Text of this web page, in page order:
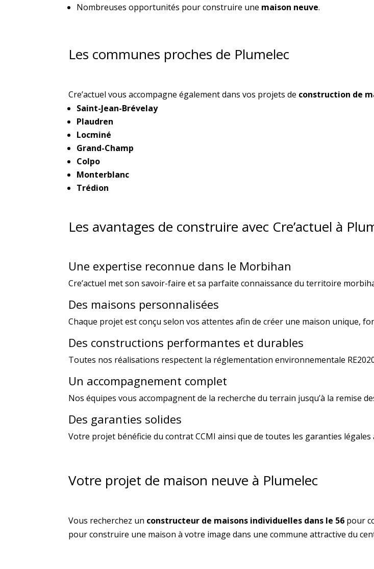
Nombreuses opportunités pour construire une maison neuve.
Les communes proches de Plumelec
Cre’actuel vous accompagne également dans vos projets de construction de
Saint-Jean-Brévelay
Plaudren
Locminé
Grand-Champ
Colpo
Monterblanc
Trédion
Les avantages de construire avec Cre’actuel à
Une expertise reconnue dans le Morbihan
Cre’actuel met son savoir-faire et sa parfaite connaissance du territoire
Des maisons personnalisées
Chaque projet est conçu selon vos attentes afin de créer une maison unique,
Des constructions performantes et durables
Toutes nos réalisations respectent la réglementation environnementale
Un accompagnement complet
Nos équipes vous accompagnent de la recherche du terrain jusqu’à la remise
Des garanties solides
Votre projet bénéficie du contrat CCMI ainsi que de toutes les garanties
Votre projet de maison neuve à Plumelec
Vous recherchez un constructeur de maisons individuelles dans le 56 pour
pour construire une maison à votre image dans une commune attractive du